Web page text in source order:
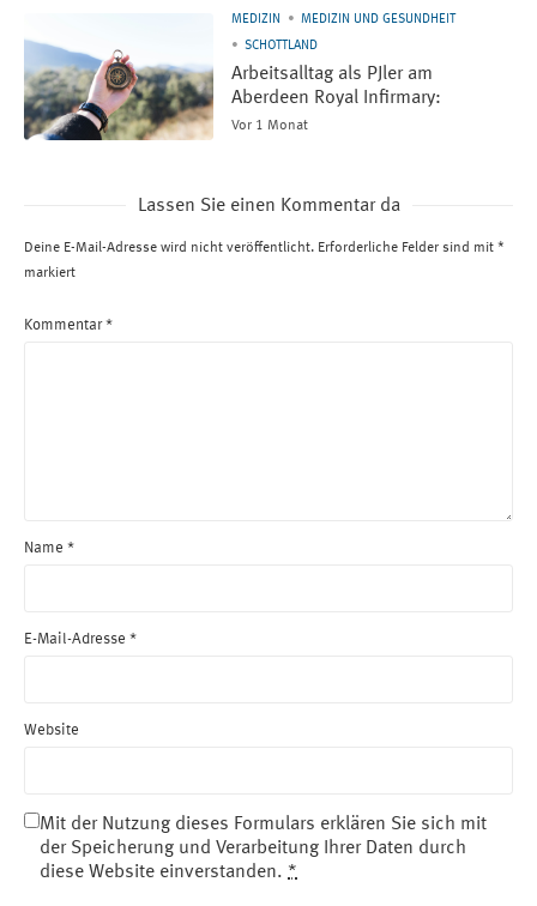
MEDIZIN
MEDIZIN UND GESUNDHEIT
SCHOTTLAND
Arbeitsalltag als PJler am
Aberdeen Royal Infirmary:
Vor 1 Monat
Lassen Sie einen Kommentar da
Deine E-Mail-Adresse wird nicht veröffentlicht. Erforderliche Felder sind mit *
markiert
Kommentar*
Name *
E-Mail-Adresse *
Website
Mit der Nutzung dieses Formulars erklären Sie sich mit
der Speicherung und Verarbeitung Ihrer Daten durch
diese Website einverstanden. *